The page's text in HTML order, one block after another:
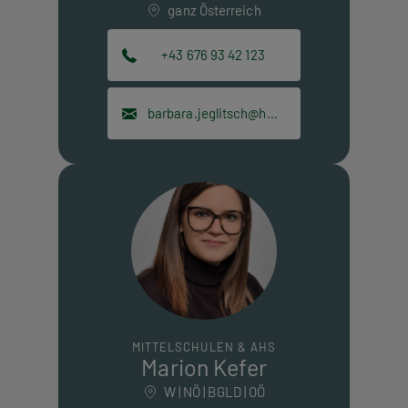
ganz Österreich
+43 676 93 42 123
barbara.jeglitsch@hpt.at
MITTELSCHULEN & AHS
Marion Kefer
W | NÖ | BGLD | OÖ